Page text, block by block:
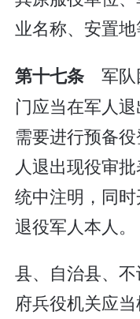
业名称、安置地
第十七条军
门应当在军人
需要进行预备
人退出现役审
统中注明，同
退役军人本人。
县、自治县、
府兵役机关应